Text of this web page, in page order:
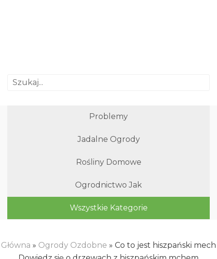
Problemy
Jadalne Ogrody
Rośliny Domowe
Ogrodnictwo Jak
Wszystkie Kategorie
Główna » Ogrody Ozdobne » Co to jest hiszpański mech